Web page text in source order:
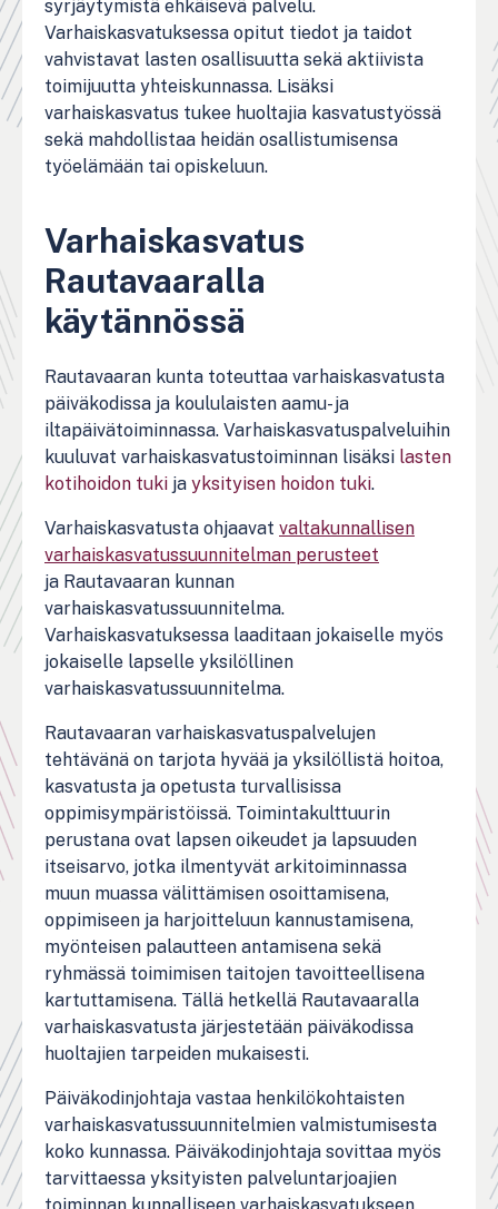
syrjäytymistä ehkäisevä palvelu.
Varhaiskasvatuksessa opitut tiedot ja taidot
vahvistavat lasten osallisuutta sekä aktiivista
toimijuutta yhteiskunnassa. Lisäksi
varhaiskasvatus tukee huoltajia kasvatustyössä
sekä mahdollistaa heidän osallistumisensa
työelämään tai opiskeluun.
Varhaiskasvatus
Rautavaaralla
käytännössä
Rautavaaran kunta toteuttaa varhaiskasvatusta
päiväkodissa ja koululaisten aamu- ja
iltapäivätoiminnassa. Varhaiskasvatuspalveluihin
kuuluvat varhaiskasvatustoiminnan lisäksi lasten
kotihoidon tuki ja yksityisen hoidon tuki.
Varhaiskasvatusta ohjaavat valtakunnallisen
varhaiskasvatussuunnitelman perusteet
ja Rautavaaran kunnan
varhaiskasvatussuunnitelma.
Varhaiskasvatuksessa laaditaan jokaiselle myös
jokaiselle lapselle yksilöllinen
varhaiskasvatussuunnitelma.
Rautavaaran varhaiskasvatuspalvelujen
tehtävänä on tarjota hyvää ja yksilöllistä hoitoa,
kasvatusta ja opetusta turvallisissa
oppimisympäristöissä. Toimintakulttuurin
perustana ovat lapsen oikeudet ja lapsuuden
itseisarvo, jotka ilmentyvät arkitoiminnassa
muun muassa välittämisen osoittamisena,
oppimiseen ja harjoitteluun kannustamisena,
myönteisen palautteen antamisena sekä
ryhmässä toimimisen taitojen tavoitteellisena
kartuttamisena. Tällä hetkellä Rautavaaralla
varhaiskasvatusta järjestetään päiväkodissa
huoltajien tarpeiden mukaisesti.
Päiväkodinjohtaja vastaa henkilökohtaisten
varhaiskasvatussuunnitelmien valmistumisesta
koko kunnassa. Päiväkodinjohtaja sovittaa myös
tarvittaessa yksityisten palveluntarjoajien
toiminnan kunnalliseen varhaiskasvatukseen.